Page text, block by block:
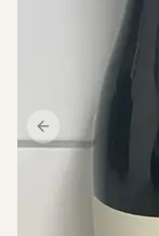
Previous slide